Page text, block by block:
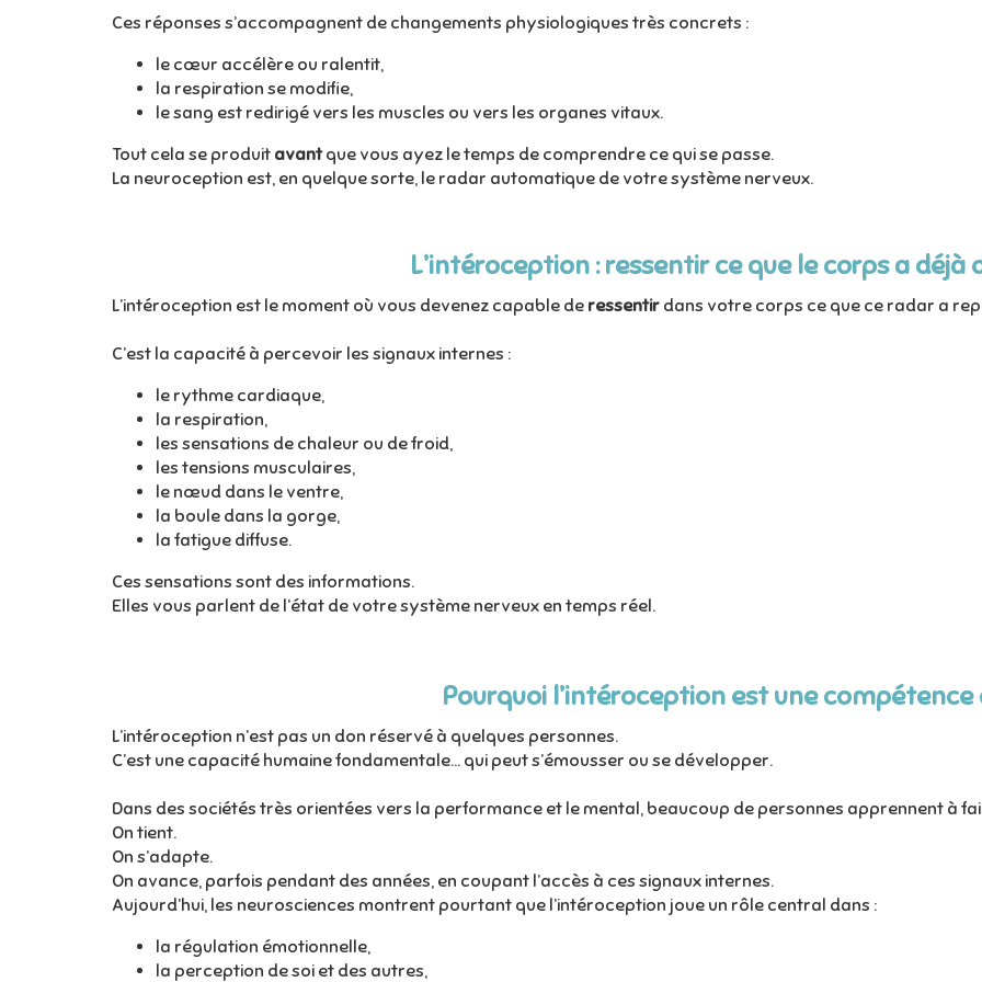
Ces réponses s’accompagnent de changements physiologiques très concrets :
le cœur accélère ou ralentit,
la respiration se modifie,
le sang est redirigé vers les muscles ou vers les organes vitaux.
Tout cela se produit avantque vous ayez le temps de comprendre ce qui se passe.
La neuroception est, en quelque sorte, le radar automatique de votre système nerveux.
L’intéroception : ressentir ce que le corps a déjà
L’intéroception est le moment où vous devenez capable de ressentir dans votre corps ce que ce radar a
C’est la capacité à percevoir les signaux internes :
le rythme cardiaque,
la respiration,
les sensations de chaleur ou de froid,
les tensions musculaires,
le nœud dans le ventre,
la boule dans la gorge,
la fatigue diffuse.
Ces sensations sont des informations.
Elles vous parlent de l’état de votre système nerveux en temps réel.
Pourquoi l’intéroception est une compétence
L’intéroception n’est pas un don réservé à quelques personnes.
C’est une capacité humaine fondamentale… qui peut s’émousser ou se développer.
Dans des sociétés très orientées vers la performance et le mental, beaucoup de personnes apprennent à
On tient.
On s’adapte.
On avance, parfois pendant des années, en coupant l’accès à ces signaux internes.
Aujourd’hui, les neurosciences montrent pourtant que l’intéroception joue un rôle central dans :
la régulation émotionnelle,
la perception de soi et des autres,